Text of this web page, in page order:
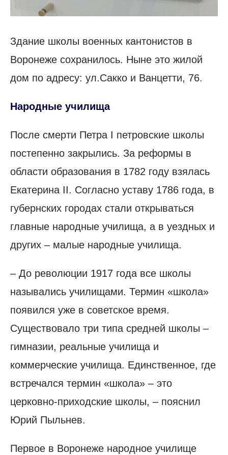
Здание школы военных кантонистов в
Воронеже сохранилось. Ныне это жилой
дом по адресу: ул.Сакко и Ванцетти, 76.
Народные училища
После смерти Петра I петровские школы
постепенно закрылись. За реформы в
области образования в 1782 году взялась
Екатерина II. Согласно уставу 1786 года, в
губернских городах стали открываться
главные народные училища, а в уездных и
других – малые народные училища.
– До революции 1917 года все школы
назывались училищами. Термин «школа»
появился уже в советское время.
Существовало три типа средней школы –
гимназии, реальные училища и
коммерческие училища. Единственное, где
встречался термин «школа» – это
церковно-приходские школы, – пояснил
Юрий Пыльнев.
Первое в Воронеже народное училище